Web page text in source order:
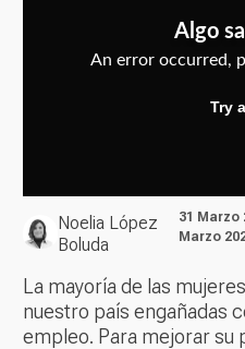
Noelia López
Boluda
31 Marzo
Marzo
La mayoría de las
nuestro país engañadas
empleo. Para mejorar su